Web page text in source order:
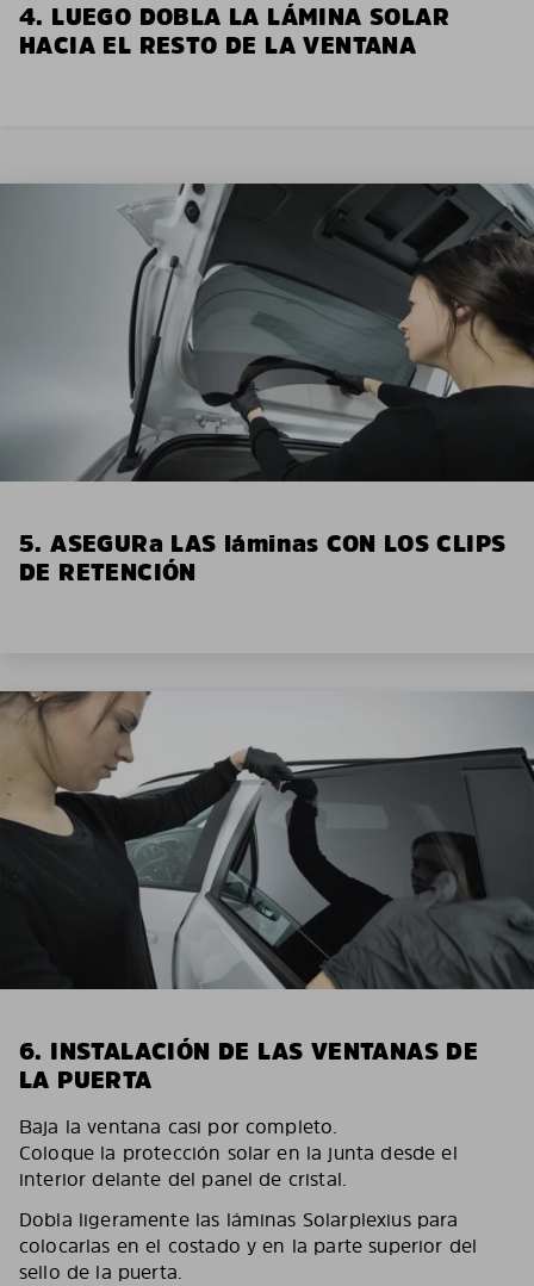
4. LUEGO DOBLA LA LÁMINA SOLAR
HACIA EL RESTO DE LA VENTANA
5. ASEGURa LAS láminas CON LOS CLIPS
DE RETENCIÓN
6. INSTALACIÓN DE LAS VENTANAS DE
LA PUERTA
Baja la ventana casi por completo.
Coloque la protección solar en la junta desde el
interior delante del panel de cristal.
Dobla ligeramente las láminas Solarplexius para
colocarlas en el costado y en la parte superior del
sello de la puerta.